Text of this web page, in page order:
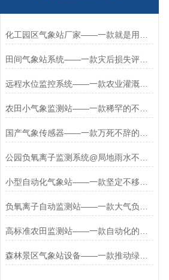
田间气象站系统——一款灾后损失评估的无线农业气象监测站2025+派+送
远程水位监控系统——一款农业灌溉精准化的河道水位监控系统2025全+派+送
森林景区气象站设备——一款推动绿色生活方式的高智能景区气象站2025+派+送